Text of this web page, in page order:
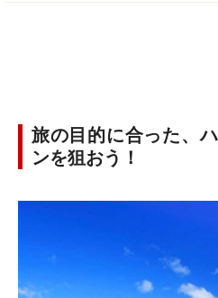
旅の目的に合った、
ンを狙おう！